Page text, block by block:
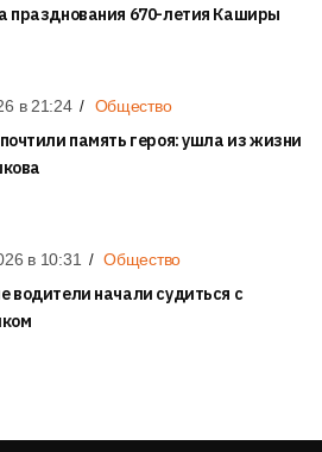
празднования 670-летия Каширы
в 21:24 Общество
память героя: ушла из жизни
в 10:31 Общество
водители начали судиться с